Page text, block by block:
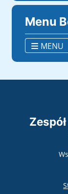
Menu
MENU